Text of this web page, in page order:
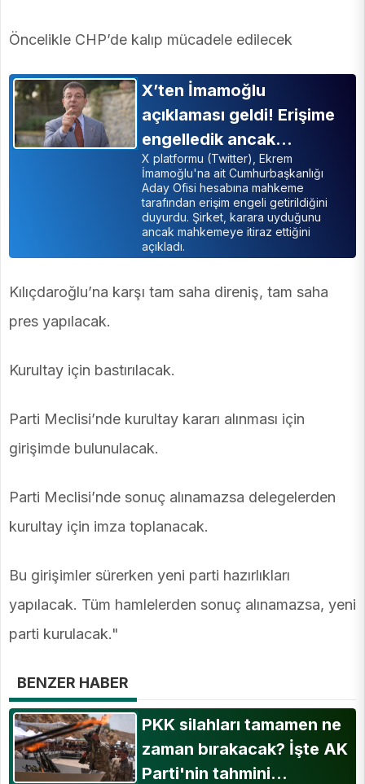
Öncelikle CHP’de kalıp mücadele edilecek
X’ten İmamoğlu
açıklaması geldi! Erişime
engelledik ancak…
X platformu (Twitter), Ekrem
İmamoğlu'na ait Cumhurbaşkanlığı
Aday Ofisi hesabına mahkeme
tarafından erişim engeli getirildiğini
duyurdu. Şirket, karara uyduğunu
ancak mahkemeye itiraz ettiğini
açıkladı.
Kılıçdaroğlu’na karşı tam saha direniş, tam saha
pres yapılacak.
Kurultay için bastırılacak.
Parti Meclisi’nde kurultay kararı alınması için
girişimde bulunulacak.
Parti Meclisi’nde sonuç alınamazsa delegelerden
kurultay için imza toplanacak.
Bu girişimler sürerken yeni parti hazırlıkları
yapılacak. Tüm hamlelerden sonuç alınamazsa, yeni
parti kurulacak."
BENZER HABER
PKK silahları tamamen ne
zaman bırakacak? İşte AK
Parti'nin tahmini…